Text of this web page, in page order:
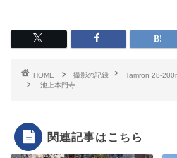
HOME 撮影の記録
Tamron 28-
池上本門寺
関連記事はこちら